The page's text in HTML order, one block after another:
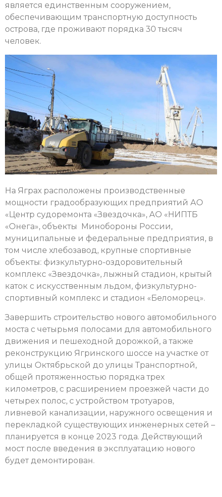
является единственным сооружением,
обеспечивающим транспортную доступность
острова, где проживают порядка 30 тысяч
человек.
На Яграх расположены производственные
мощности градообразующих предприятий АО
«Центр судоремонта «Звездочка», АО «НИПТБ
«Онега», объекты Минобороны России,
муниципальные и федеральные предприятия, в
том числе хлебозавод, крупные спортивные
объекты: физкультурно-оздоровительный
комплекс «Звездочка», лыжный стадион, крытый
каток с искусственным льдом, физкультурно-
спортивный комплекс и стадион «Беломорец».
Завершить строительство нового автомобильного
моста с четырьмя полосами для автомобильного
движения и пешеходной дорожкой, а также
реконструкцию Ягринского шоссе на участке от
улицы Октябрьской до улицы Транспортной,
общей протяженностью порядка трех
километров, с расширением проезжей части до
четырех полос, с устройством тротуаров,
ливневой канализации, наружного освещения и
перекладкой существующих инженерных сетей –
планируется в конце 2023 года. Действующий
мост после введения в эксплуатацию нового
будет демонтирован.